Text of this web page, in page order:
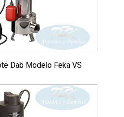
Dab Modelo Feka VS